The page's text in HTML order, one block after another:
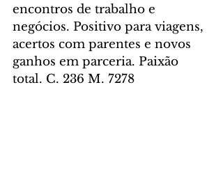
encontros de trabalho e
negócios. Positivo para viagens,
acertos com parentes e novos
ganhos em parceria. Paixão
total. C. 236 M. 7278